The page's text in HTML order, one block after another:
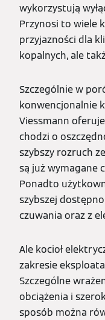
wykorzystują
Przynosi to wiele
przyjazności dla
kopalnych, ale
Szczególnie w
konwencjonalnie
Viessmann
chodzi o
szybszy rozruch
są już wymagane
Ponadto
szybszej
czuwania oraz z
Ale kocioł
zakresie
Szczególne
obciążenia i
sposób można